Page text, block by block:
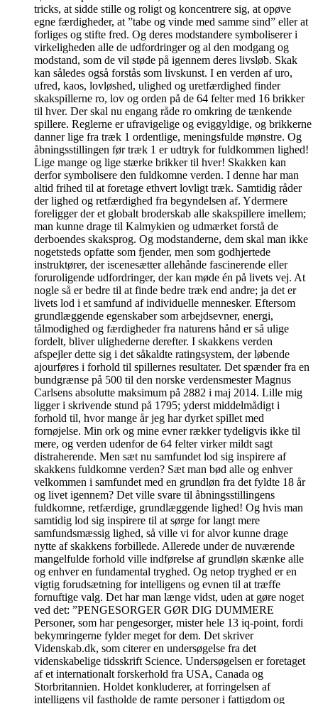
tricks, at sidde stille og roligt og koncentrere sig, at opøve
egne færdigheder, at ”tabe og vinde med samme sind” eller at
forliges og stifte fred. Og deres modstandere symboliserer i
virkeligheden alle de udfordringer og al den modgang og
modstand, som de vil støde på igennem deres livsløb. Skak
kan således også forstås som livskunst. I en verden af uro,
ufred, kaos, lovløshed, ulighed og uretfærdighed finder
skakspillerne ro, lov og orden på de 64 felter med 16 brikker
til hver. Der skal nu engang råde ro omkring de tænkende
spillere. Reglerne er ufravigelige og eviggyldige, og brikkerne
danner lige fra træk 1 ordentlige, meningsfulde mønstre. Og
åbningsstillingen før træk 1 er udtryk for fuldkommen lighed!
Lige mange og lige stærke brikker til hver! Skakken kan
derfor symbolisere den fuldkomne verden. I denne har man
altid frihed til at foretage ethvert lovligt træk. Samtidig råder
der lighed og retfærdighed fra begyndelsen af. Ydermere
foreligger der et globalt broderskab alle skakspillere imellem;
man kunne drage til Kalmykien og udmærket forstå de
derboendes skaksprog. Og modstanderne, dem skal man ikke
nogetsteds opfatte som fjender, men som godhjertede
instruktører, der iscenesætter allehånde fascinerende eller
foruroligende udfordringer, der kan møde én på livets vej. At
nogle så er bedre til at finde bedre træk end andre; ja det er
livets lod i et samfund af individuelle mennesker. Eftersom
grundlæggende egenskaber som arbejdsevner, energi,
tålmodighed og færdigheder fra naturens hånd er så ulige
fordelt, bliver ulighederne derefter. I skakkens verden
afspejler dette sig i det såkaldte ratingsystem, der løbende
ajourføres i forhold til spillernes resultater. Det spænder fra en
bundgrænse på 500 til den norske verdensmester Magnus
Carlsens absolutte maksimum på 2882 i maj 2014. Lille mig
ligger i skrivende stund på 1795; yderst middelmådigt i
forhold til, hvor mange år jeg har dyrket spillet med
fornøjelse. Min ork og mine evner rækker tydeligvis ikke til
mere, og verden udenfor de 64 felter virker mildt sagt
distraherende. Men sæt nu samfundet lod sig inspirere af
skakkens fuldkomne verden? Sæt man bød alle og enhver
velkommen i samfundet med en grundløn fra det fyldte 18 år
og livet igennem? Det ville svare til åbningsstillingens
fuldkomne, retfærdige, grundlæggende lighed! Og hvis man
samtidig lod sig inspirere til at sørge for langt mere
samfundsmæssig lighed, så ville vi for alvor kunne drage
nytte af skakkens forbillede. Allerede under de nuværende
mangelfulde forhold ville indførelse af grundløn skænke alle
og enhver en fundamental tryghed. Og netop tryghed er en
vigtig forudsætning for intelligens og evnen til at træffe
fornuftige valg. Det har man længe vidst, uden at gøre noget
ved det: ”PENGESORGER GØR DIG DUMMERE
Personer, som har pengesorger, mister hele 13 iq-point, fordi
bekymringerne fylder meget for dem. Det skriver
Videnskab.dk, som citerer en undersøgelse fra det
videnskabelige tidsskrift Science. Undersøgelsen er foretaget
af et internationalt forskerhold fra USA, Canada og
Storbritannien. Holdet konkluderer, at forringelsen af
intelligens vil fastholde de ramte personer i fattigdom og